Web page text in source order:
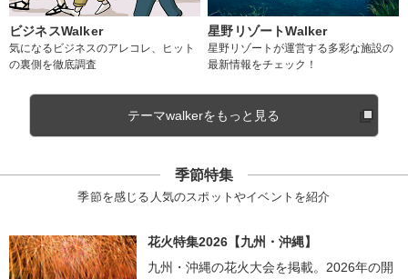
ビジネスWalker
気になるビジネスのアレコレ、ヒット
の裏側を徹底調査
星野リゾートWalker
星野リゾートが運営する多彩な施設の
最新情報をチェック！
テーマwalkerをもっと見る
季節特集
季節を感じる人気のスポットやイベントを紹介
花火特集2026【九州・沖縄】
九州・沖縄の花火大会を掲載。2026年の開